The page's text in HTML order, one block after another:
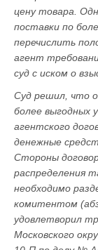
цену товара.
поставки по
перечислить
агент
суд с иском о
Суд решил, что
более выгодных
агентского
денежные
Стороны
распределения
необходимо
комитентом
удовлетворил
Московского